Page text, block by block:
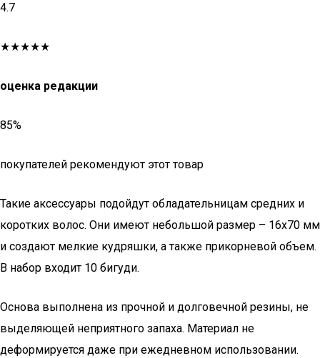
4.7
★★★★★
оценка редакции
85%
покупателей рекомендуют этот товар
Такие аксессуары подойдут обладательницам средних и
коротких волос. Они имеют небольшой размер – 16х70 мм
и создают мелкие кудряшки, а также прикорневой объем.
В набор входит 10 бигуди.
Основа выполнена из прочной и долговечной резины, не
выделяющей неприятного запаха. Материал не
деформируется даже при ежедневном использовании.